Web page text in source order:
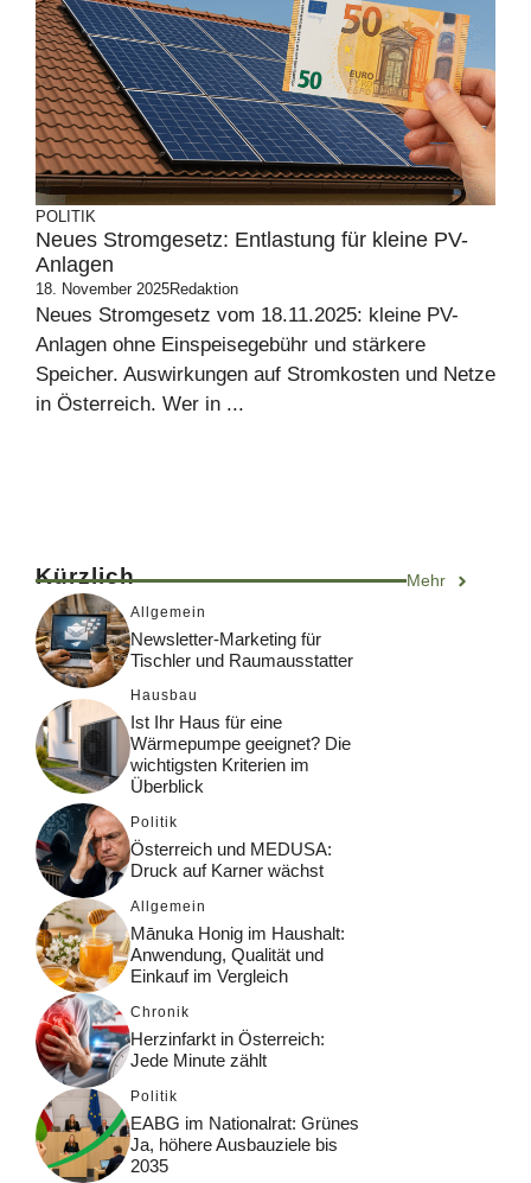
POLITIK
Neues Stromgesetz: Entlastung für kleine PV-
Anlagen
18. November 2025Redaktion
Neues Stromgesetz vom 18.11.2025: kleine PV-
Anlagen ohne Einspeisegebühr und stärkere
Speicher. Auswirkungen auf Stromkosten und Netze
in Österreich. Wer in ...
Kürzlich Mehr
Allgemein
Newsletter-Marketing für
Tischler und Raumausstatter
Hausbau
Ist Ihr Haus für eine
Wärmepumpe geeignet? Die
wichtigsten Kriterien im
Überblick
Politik
Österreich und MEDUSA:
Druck auf Karner wächst
Allgemein
Mānuka Honig im Haushalt:
Anwendung, Qualität und
Einkauf im Vergleich
Chronik
Herzinfarkt in Österreich:
Jede Minute zählt
Politik
EABG im Nationalrat: Grünes
Ja, höhere Ausbauziele bis
2035